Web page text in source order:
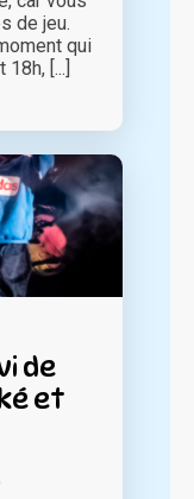
de jeu.
qui
[...]
de
et